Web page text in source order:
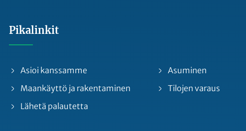
Pikalinkit
Asioi kanssamme
Asuminen
Maankäyttö ja rakentaminen
Tilojen varaus
Lähetä palautetta